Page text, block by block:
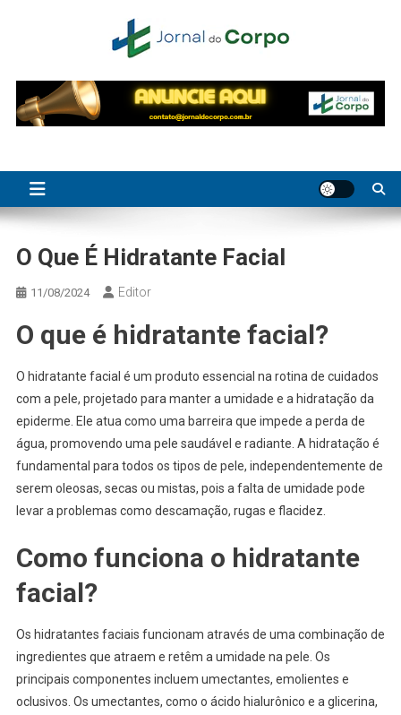
Jornal do Corpo
O Que É Hidratante Facial
11/08/2024 Editor
O que é hidratante facial?
O hidratante facial é um produto essencial na rotina de cuidados
com a pele, projetado para manter a umidade e a hidratação da
epiderme. Ele atua como uma barreira que impede a perda de
água, promovendo uma pele saudável e radiante. A hidratação é
fundamental para todos os tipos de pele, independentemente de
serem oleosas, secas ou mistas, pois a falta de umidade pode
levar a problemas como descamação, rugas e flacidez.
Como funciona o hidratante
facial?
Os hidratantes faciais funcionam através de uma combinação de
ingredientes que atraem e retêm a umidade na pele. Os
principais componentes incluem umectantes, emolientes e
oclusivos. Os umectantes, como o ácido hialurônico e a glicerina,